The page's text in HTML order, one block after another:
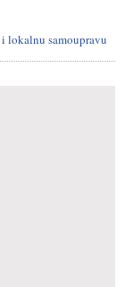
lokalnu samoupravu